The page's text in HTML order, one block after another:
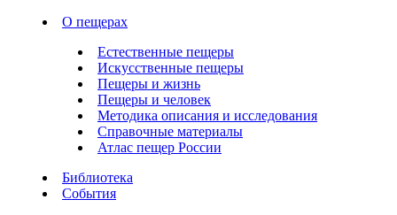
О пещерах
Естественные пещеры
Искусственные пещеры
Пещеры и жизнь
Пещеры и человек
Методика описания и исследования
Справочные материалы
Атлас пещер России
Библиотека
События